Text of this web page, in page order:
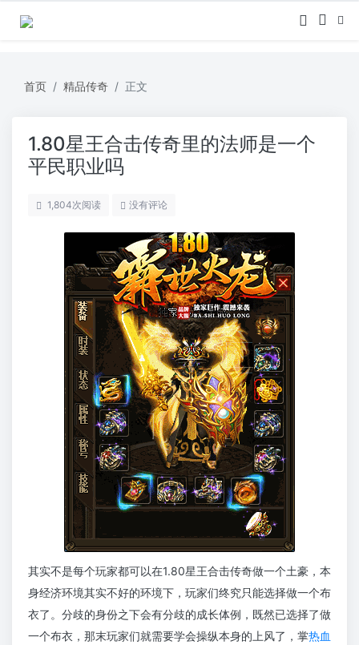
首页 精品传奇 正文
1.80星王合击传奇里的法师是一个
平民职业吗
1,804次阅读 没有评论
其实不是每个玩家都可以在1.80星王合击传奇做一个土豪，本
身经济环境其实不好的环境下，玩家们终究只能选择做一个布
衣了。分歧的身份之下会有分歧的成长体例，既然已选择了做
一个布衣，那末玩家们就需要学会操纵本身的上风了，掌热血